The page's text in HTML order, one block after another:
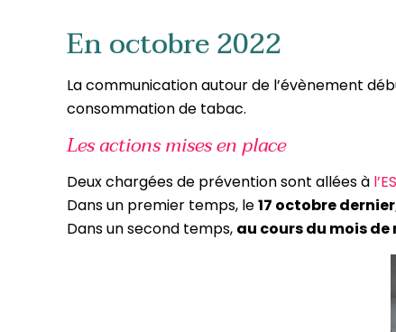
En octobre 2022
La communication autour de l’évènement
consommation de tabac.
Les actions mises en place
Deux chargées de prévention sont allées à
Dans un premier temps, le17 octobre
Dans un second temps, au cours du mois de